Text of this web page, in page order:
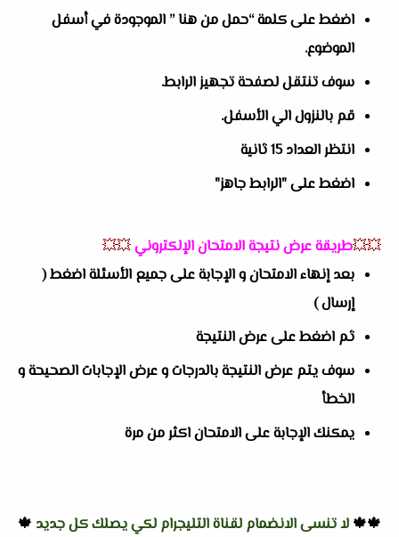
اضغط على كلمة “حمل من هنا ” الموجودة في أسفل
الموضوع.
سوف تنتقل لصفحة تجهيز الرابط.
قم بالنزول الي الأسفل.
انتظر العداد 15 ثانية
اضغط على "الرابط جاهز"
💥💥طريقة عرض نتيجة الامتحان الإلكتروني💥💥
بعد إنهاء الامتحان و الإجابة على جميع الأسئلة اضغط (
إرسال )
ثم اضغط على عرض النتيجة
سوف يتم عرض النتيجة بالدرجات و عرض الإجابات الصحيحة و
الخطأ
يمكنك الإجابة على الامتحان اكثر من مرة
🍁🍁 لا تنسى الانضمام لقناة التليجرام لكي يصلك كل جديد 🍁